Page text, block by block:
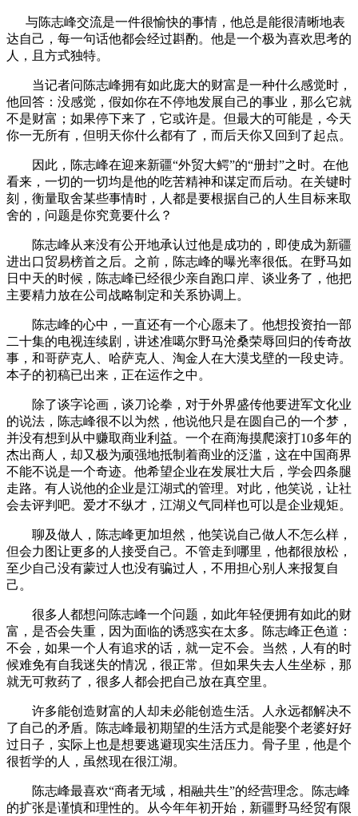
与陈志峰交流是一件很愉快的事情，他总是能很清晰地表
达自己，每一句话他都会经过斟酌。他是一个极为喜欢思考的
人，且方式独特。
当记者问陈志峰拥有如此庞大的财富是一种什么感觉时，
他回答：没感觉，假如你在不停地发展自己的事业，那么它就
不是财富；如果停下来了，它或许是。但最大的可能是，今天
你一无所有，但明天你什么都有了，而后天你又回到了起点。
因此，陈志峰在迎来新疆“外贸大鳄”的“册封”之时。在他
看来，一切的一切均是他的吃苦精神和谋定而后动。在关键时
刻，衡量取舍某些事情时，人都是要根据自己的人生目标来取
舍的，问题是你究竟要什么？
陈志峰从来没有公开地承认过他是成功的，即使成为新疆
进出口贸易榜首之后。之前，陈志峰的曝光率很低。在野马如
日中天的时候，陈志峰已经很少亲自跑口岸、谈业务了，他把
主要精力放在公司战略制定和关系协调上。
陈志峰的心中，一直还有一个心愿未了。他想投资拍一部
二十集的电视连续剧，讲述准噶尔野马沧桑荣辱回归的传奇故
事，和哥萨克人、哈萨克人、淘金人在大漠戈壁的一段史诗。
本子的初稿已出来，正在运作之中。
除了谈字论画，谈刀论拳，对于外界盛传他要进军文化业
的说法，陈志峰很不以为然，他说他只是在圆自己的一个梦，
并没有想到从中赚取商业利益。一个在商海摸爬滚打10多年的
杰出商人，却又极为顽强地抵制着商业的泛滥，这在中国商界
不能不说是一个奇迹。他希望企业在发展壮大后，学会四条腿
走路。有人说他的企业是江湖式的管理。对此，他笑说，让社
会去评判吧。爱才不纵才，江湖义气同样也可以是企业规矩。
聊及做人，陈志峰更加坦然，他笑说自己做人不怎么样，
但会力图让更多的人接受自己。不管走到哪里，他都很放松，
至少自己没有蒙过人也没有骗过人，不用担心别人来报复自
己。
很多人都想问陈志峰一个问题，如此年轻便拥有如此的财
富，是否会失重，因为面临的诱惑实在太多。陈志峰正色道：
不会，如果一个人有追求的话，就一定不会。当然，人有的时
候难免有自我迷失的情况，很正常。但如果失去人生坐标，那
就无可救药了，很多人都会把自己放在真空里。
许多能创造财富的人却未必能创造生活。人永远都解决不
了自己的矛盾。陈志峰最初期望的生活方式是能娶个老婆好好
过日子，实际上也是想要逃避现实生活压力。骨子里，他是个
很哲学的人，虽然现在很江湖。
陈志峰最喜欢“商者无域，相融共生”的经营理念。陈志峰
的扩张是谨慎和理性的。从今年年初开始，新疆野马经贸有限